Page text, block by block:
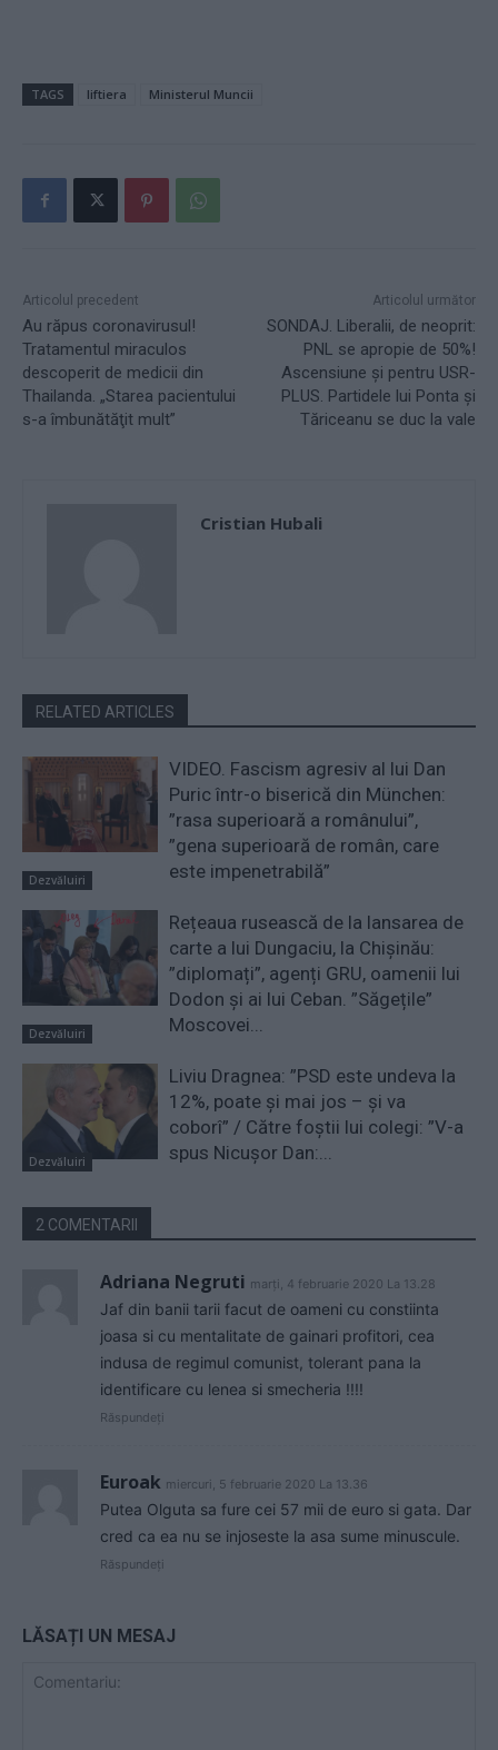
TAGS liftiera Ministerul Muncii
Articolul precedent
Au răpus coronavirusul!
Tratamentul miraculos
descoperit de medicii din
Thailanda. „Starea pacientului
s-a îmbunătăţit mult”
Articolul următor
SONDAJ. Liberalii, de neoprit:
PNL se apropie de 50%!
Ascensiune şi pentru USR-
PLUS. Partidele lui Ponta şi
Tăriceanu se duc la vale
Cristian Hubali
RELATED ARTICLES
Dezvăluiri
VIDEO. Fascism agresiv al lui Dan
Puric într-o biserică din München:
”rasa superioară a românului”,
”gena superioară de român, care
este impenetrabilă”
Dezvăluiri
Rețeaua rusească de la lansarea de
carte a lui Dungaciu, la Chișinău:
”diplomați”, agenți GRU, oamenii lui
Dodon și ai lui Ceban. ”Săgețile”
Moscovei...
Dezvăluiri
Liviu Dragnea: ”PSD este undeva la
12%, poate și mai jos – și va
coborî” / Către foștii lui colegi: ”V-a
spus Nicușor Dan:...
2 COMENTARII
Adriana Negruti marți, 4 februarie 2020 La 13.28
Jaf din banii tarii facut de oameni cu constiinta
joasa si cu mentalitate de gainari profitori, cea
indusa de regimul comunist, tolerant pana la
identificare cu lenea si smecheria !!!!
Răspundeți
Euroak miercuri, 5 februarie 2020 La 13.36
Putea Olguta sa fure cei 57 mii de euro si gata. Dar
cred ca ea nu se injoseste la asa sume minuscule.
Răspundeți
LĂSAȚI UN MESAJ